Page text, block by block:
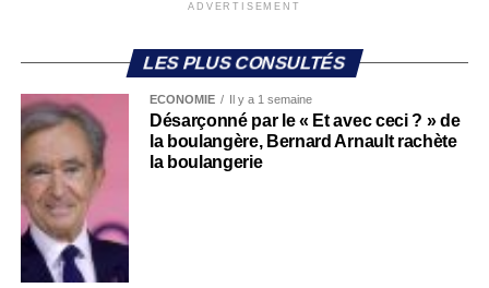
ADVERTISEMENT
LES PLUS CONSULTÉS
ECONOMIE Il y a 1 semaine
Désarçonné par le « Et avec ceci ? » de
la boulangère, Bernard Arnault rachète
la boulangerie